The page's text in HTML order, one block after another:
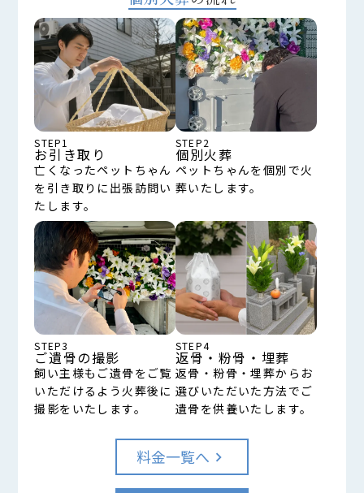
STEP1
お引き取り
亡くなったペットちゃん
を引き取りに出張訪問い
たします。
STEP2
個別火葬
ペットちゃんを個別で火
葬いたします。
STEP3
ご遺骨の撮影
飼い主様もご遺骨をご覧
いただけるよう火葬後に
撮影をいたします。
STEP4
返骨・粉骨・埋葬
返骨・粉骨・埋葬からお
選びいただいた方法でご
遺骨を供養いたします。
料金一覧へ keyboard_arrow_right